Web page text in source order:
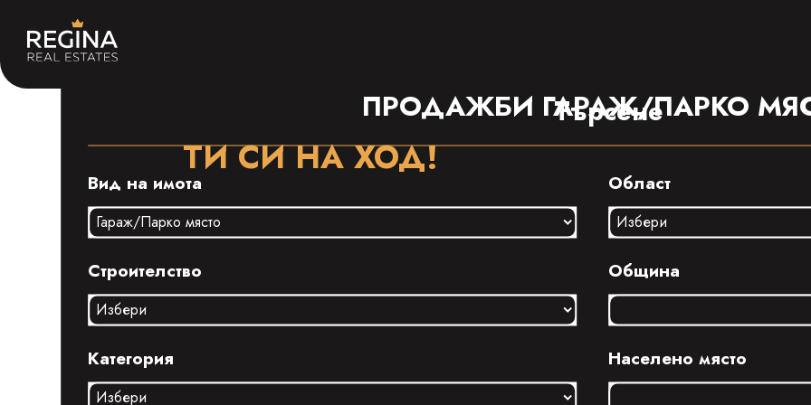
ПРОДАЖБИ ГАРАЖ/ПАРКО
ТИ СИ НА ХОД!
Търсене
Вид на имота
Строителство
Категория
Област
Община
Населено място